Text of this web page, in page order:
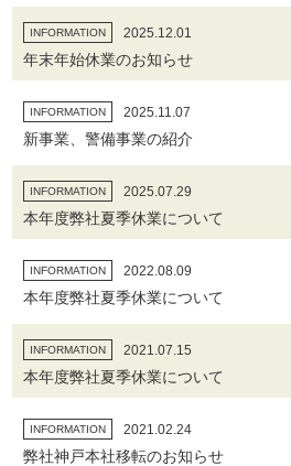
INFORMATION 2025.12.01
年末年始休業のお知らせ
INFORMATION 2025.11.07
新事業、警備事業の紹介
INFORMATION 2025.07.29
本年度弊社夏季休業について
INFORMATION 2022.08.09
本年度弊社夏季休業について
INFORMATION 2021.07.15
本年度弊社夏季休業について
INFORMATION 2021.02.24
弊社神戸本社移転のお知らせ